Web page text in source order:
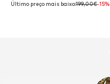
Disponível em vários tamanhos
Último preço mais baixo:199,00€-15%